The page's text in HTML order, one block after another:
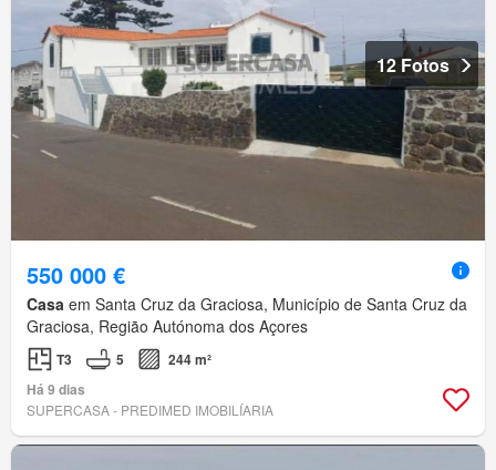
12 Fotos
550 000 €
Casa em Santa Cruz da Graciosa, Município de Santa Cruz da
Graciosa, Região Autónoma dos Açores
T3 5
244 m²
Há 9 dias
SUPERCASA - PREDIMED IMOBILÍARIA